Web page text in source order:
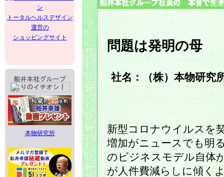
トータルヘルスデザイン
運営の
ショッピングサイト
本物研究所
問題は発明の母
社名：（株）本物研究
新型コロナウイルスを
増加がニュースでも明
のビジネスモデル自体
が人件費減らしに傾く